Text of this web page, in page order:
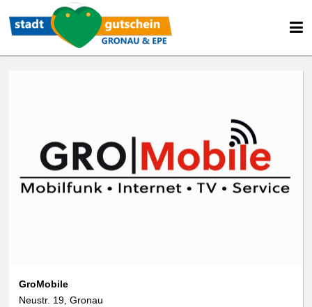
GroMobile
Neustr. 19, Gronau